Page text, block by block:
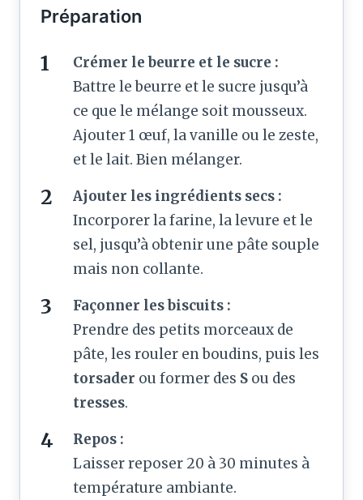
Préparation
Crémer le beurre et le sucre :
Battre le beurre et le sucre jusqu’à
ce que le mélange soit mousseux.
Ajouter 1 œuf, la vanille ou le zeste,
et le lait. Bien mélanger.
Ajouter les ingrédients secs :
Incorporer la farine, la levure et le
sel, jusqu’à obtenir une pâte souple
mais non collante.
Façonner les biscuits :
Prendre des petits morceaux de
pâte, les rouler en boudins, puis les
torsader ou former des S ou des
tresses.
Repos :
Laisser reposer 20 à 30 minutes à
température ambiante.